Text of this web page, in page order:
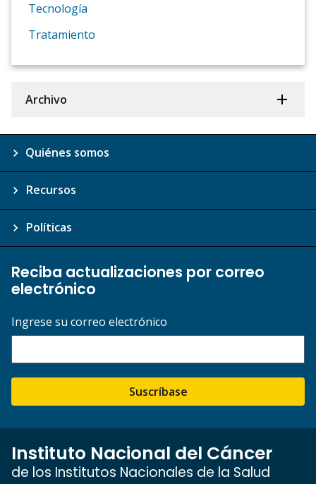
Tecnología
Tratamiento
Archivo
Quiénes somos
Recursos
Políticas
Reciba actualizaciones por correo
electrónico
Ingrese su correo electrónico
Suscríbase
Instituto Nacional del Cáncer
de los Institutos Nacionales de la Salud